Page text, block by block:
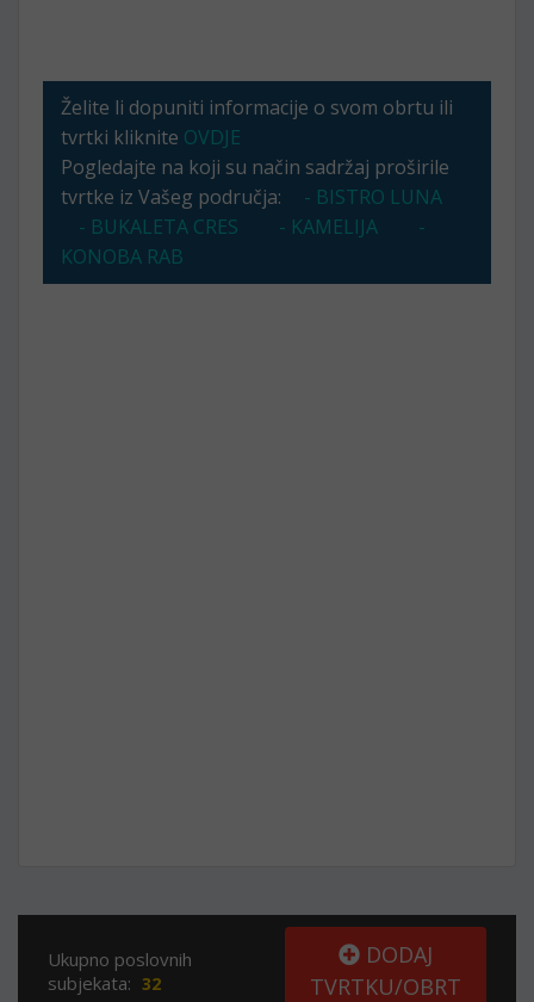
Želite li dopuniti informacije o svom obrtu ili
tvrtki kliknite OVDJE
Pogledajte na koji su način sadržaj proširile
tvrtke iz Vašeg područja:
- BISTRO LUNA
- BUKALETA CRES
- KAMELIJA
-
KONOBA RAB
Ukupno poslovnih
subjekata: 32
DODAJ
TVRTKU/OBRT